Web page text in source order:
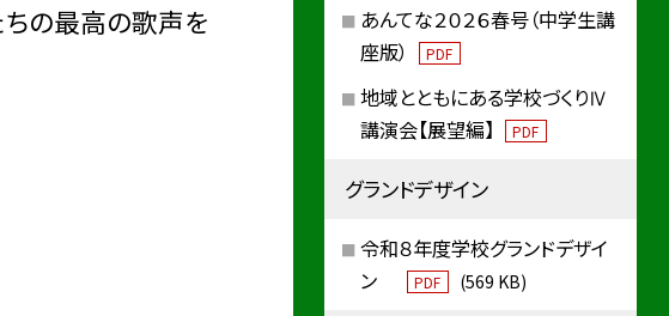
ちの最高の歌声を
あんてな２０２６春号（中学生講
座版）
PDF
地域とともにある学校づくりⅣ
講演会【展望編】
PDF
グランドデザイン
令和８年度学校グランドデザイ
ン
PDF (569 KB)